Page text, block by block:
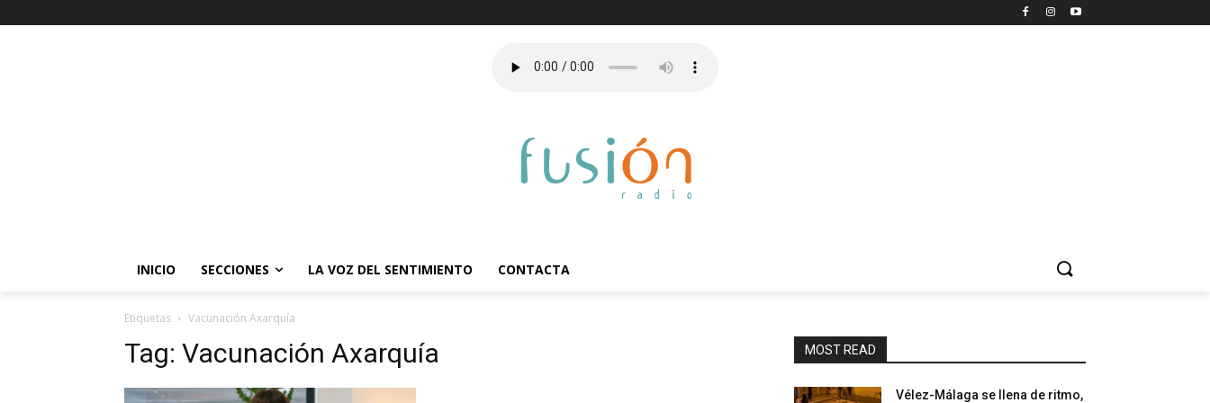
INICIO SECCIONES LA VOZ DEL SENTIMIENTO CONTACTA
Etiquetas Vacunación Axarquía
Tag: Vacunación Axarquía MOST READ
Vélez-Málaga se llena de ritmo,